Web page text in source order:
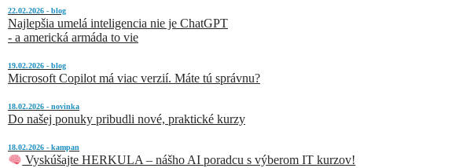
22.02.2026 - blog
Najlepšia umelá inteligencia nie je ChatGPT
- a americká armáda to vie
19.02.2026 - blog
Microsoft Copilot má viac verzií. Máte tú správnu?
18.02.2026 - novinka
Do našej ponuky pribudli nové, praktické kurzy
18.02.2026 - kampan
Vyskúšajte HERKULA – nášho AI poradcu s výberom IT kurzov!